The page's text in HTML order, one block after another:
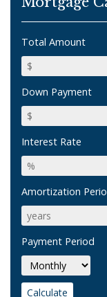
Total Amount
Down Payment
Interest Rate
Amortization
Payment Period